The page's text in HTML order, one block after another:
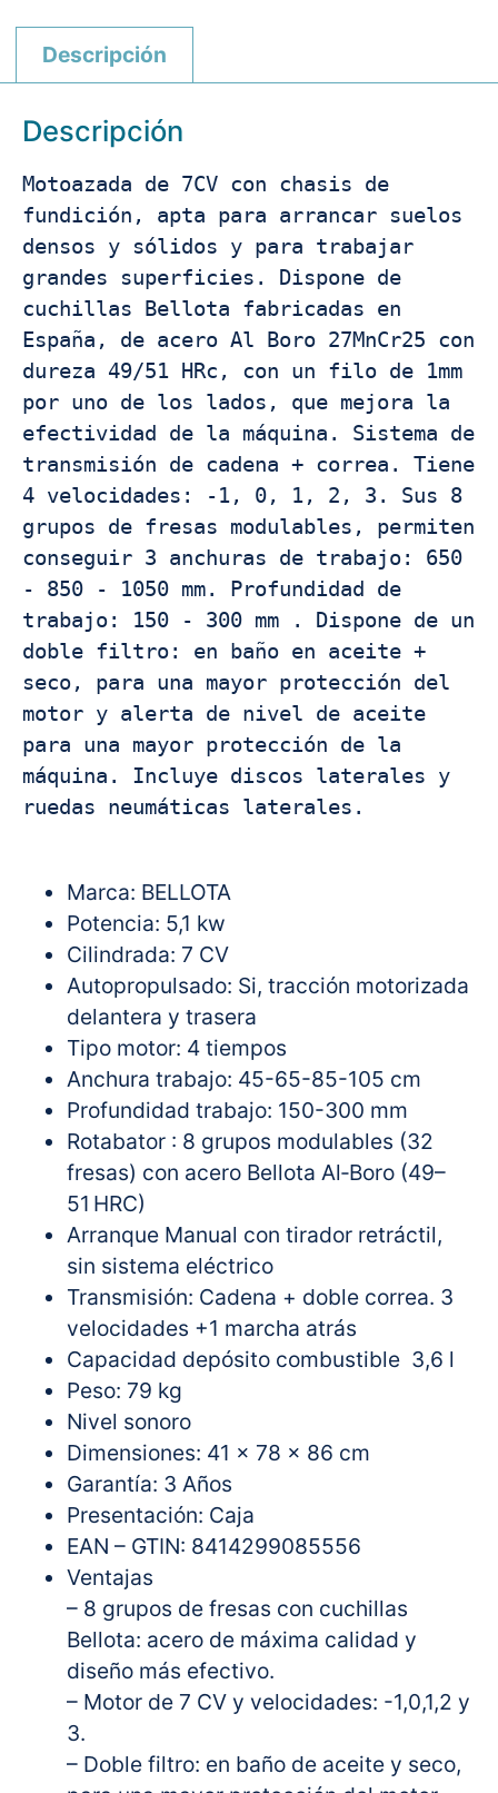
Descripción
Descripción
Motoazada de 7CV con chasis de
fundición, apta para arrancar suelos
densos y sólidos y para trabajar
grandes superficies. Dispone de
cuchillas Bellota fabricadas en
España, de acero Al Boro 27MnCr25 con
dureza 49/51 HRc, con un filo de 1mm
por uno de los lados, que mejora la
efectividad de la máquina. Sistema de
transmisión de cadena + correa. Tiene
4 velocidades: -1, 0, 1, 2, 3. Sus 8
grupos de fresas modulables, permiten
conseguir 3 anchuras de trabajo: 650
- 850 - 1050 mm. Profundidad de
trabajo: 150 - 300 mm . Dispone de un
doble filtro: en baño en aceite +
seco, para una mayor protección del
motor y alerta de nivel de aceite
para una mayor protección de la
máquina. Incluye discos laterales y
ruedas neumáticas laterales.
Marca: BELLOTA
Potencia: 5,1 kw
Cilindrada: 7 CV
Autopropulsado: Si, tracción motorizada
delantera y trasera
Tipo motor: 4 tiempos
Anchura trabajo: 45-65-85-105 cm
Profundidad trabajo: 150-300 mm
Rotabator : 8 grupos modulables (32
fresas) con acero Bellota Al‑Boro (49–
51 HRC)
Arranque Manual con tirador retráctil,
sin sistema eléctrico
Transmisión: Cadena + doble correa. 3
velocidades +1 marcha atrás
Capacidad depósito combustible 3,6 l
Peso: 79 kg
Nivel sonoro
Dimensiones: 41 x 78 x 86 cm
Garantía: 3 Años
Presentación: Caja
EAN – GTIN: 8414299085556
Ventajas
– 8 grupos de fresas con cuchillas
Bellota: acero de máxima calidad y
diseño más efectivo.
– Motor de 7 CV y velocidades: -1,0,1,2 y
3.
– Doble filtro: en baño de aceite y seco,